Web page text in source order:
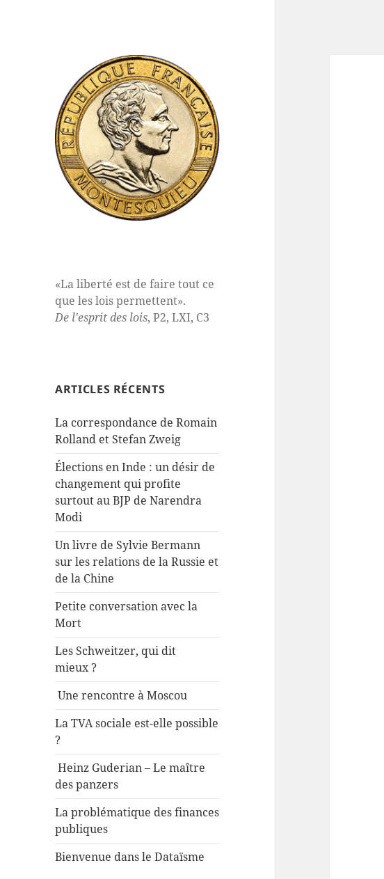
«La liberté est de faire tout ce
que les lois permettent».
De l'esprit des lois, P2, LXI, C3
ARTICLES RÉCENTS
La correspondance de Romain
Rolland et Stefan Zweig
Élections en Inde : un désir de
changement qui profite
surtout au BJP de Narendra
Modi
Un livre de Sylvie Bermann
sur les relations de la Russie et
de la Chine
Petite conversation avec la
Mort
Les Schweitzer, qui dit
mieux ?
Une rencontre à Moscou
La TVA sociale est-elle possible
?
Heinz Guderian – Le maître
des panzers
La problématique des finances
publiques
Bienvenue dans le Dataïsme